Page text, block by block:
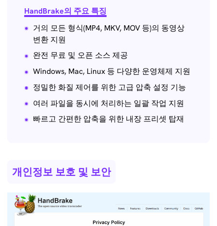
HandBrake의 주요 특징
거의 모든 형식(MP4, MKV, MOV 등)의 동영상
변환 지원
완전 무료 및 오픈 소스 제공
Windows, Mac, Linux 등 다양한 운영체제 지원
정밀한 화질 제어를 위한 고급 압축 설정 기능
여러 파일을 동시에 처리하는 일괄 작업 지원
빠르고 간편한 압축을 위한 내장 프리셋 탑재
개인정보 보호 및 보안